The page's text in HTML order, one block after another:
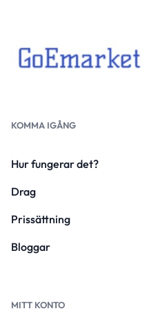
KOMMA IGÅNG
Hur fungerar det?
Drag
Prissättning
Bloggar
MITT KONTO